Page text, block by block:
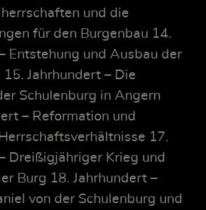
und die
für den Burgenbau 14.
Entstehung und Ausbau der
15. Jahrhundert – Die
Schulenburg in Angern
– Reformation und
17.
Dreißigjähriger Krieg und
Burg 18. Jahrhundert –
von der Schulenburg und